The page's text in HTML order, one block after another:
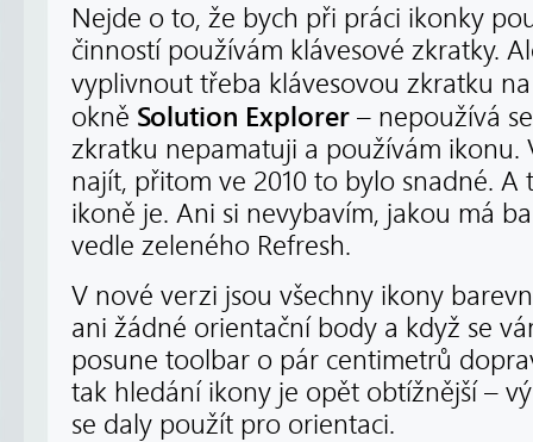
Nejde o to, že bych při práci ikonky
činností používám klávesové zkratky.
vyplivnout třeba klávesovou zkratku
okně Solution Explorer – nepoužívá
zkratku nepamatuji a používám ikonu.
najít, přitom ve 2010 to bylo snadné. A
ikoně je. Ani si nevybavím, jakou má
vedle zeleného Refresh.
V nové verzi jsou všechny ikony
ani žádné orientační body a když se
posune toolbar o pár centimetrů
tak hledání ikony je opět obtížnější –
se daly použít pro orientaci.